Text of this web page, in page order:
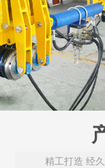
精工打造 经